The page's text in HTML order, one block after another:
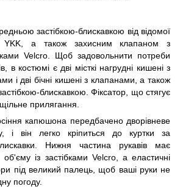
застібкою-блискавкою від відомої
YKK, а також захисним клапаном з
Velcro. Щоб задовольнити потреби
в костюмі є дві місткі нагрудні кишені з
і дві бічні кишені з клапанами, а також
блискавкою. Фіксатор, що стягує
прилягання.
капюшона передбачено дворівневе
і він легко кріпиться до куртки за
Нижня частина рукавів має
із застібками Velcro, а еластичні
під великий палець, щоб ваші руки не
погоду.